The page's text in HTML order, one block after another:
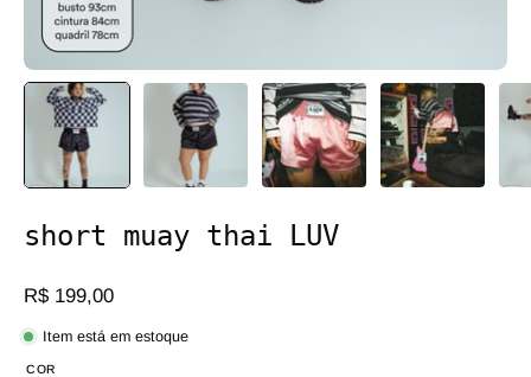
short muay thai LUV
R$ 199,00
Item está em estoque
COR